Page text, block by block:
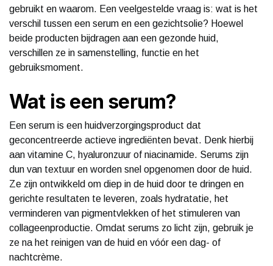
gebruikt en waarom. Een veelgestelde vraag is: wat is het
verschil tussen een serum en een gezichtsolie? Hoewel
beide producten bijdragen aan een gezonde huid,
verschillen ze in samenstelling, functie en het
gebruiksmoment.
Wat is een serum?
Een serum is een huidverzorgingsproduct dat
geconcentreerde actieve ingrediënten bevat. Denk hierbij
aan vitamine C, hyaluronzuur of niacinamide. Serums zijn
dun van textuur en worden snel opgenomen door de huid.
Ze zijn ontwikkeld om diep in de huid door te dringen en
gerichte resultaten te leveren, zoals hydratatie, het
verminderen van pigmentvlekken of het stimuleren van
collageenproductie. Omdat serums zo licht zijn, gebruik je
ze na het reinigen van de huid en vóór een dag- of
nachtcrème.